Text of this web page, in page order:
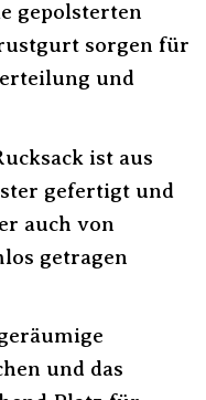
gepolsterten
sorgen für
und
ist aus
gefertigt und
auch von
getragen
und das